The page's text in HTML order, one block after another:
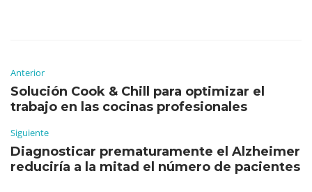
Anterior
Solución Cook & Chill para optimizar el
trabajo en las cocinas profesionales
Siguiente
Diagnosticar prematuramente el Alzheimer
reduciría a la mitad el número de pacientes